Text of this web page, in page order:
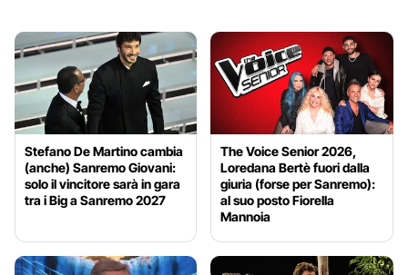
Stefano De Martino cambia
(anche) Sanremo Giovani:
solo il vincitore sarà in gara
tra i Big a Sanremo 2027
The Voice Senior 2026,
Loredana Bertè fuori dalla
giuria (forse per Sanremo):
al suo posto Fiorella
Mannoia